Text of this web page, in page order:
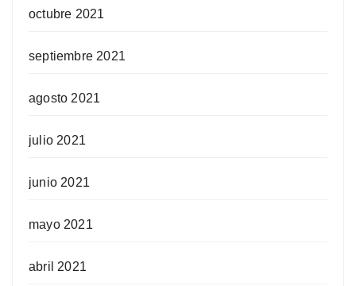
octubre 2021
septiembre 2021
agosto 2021
julio 2021
junio 2021
mayo 2021
abril 2021